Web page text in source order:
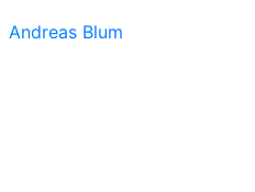
Andreas Blum